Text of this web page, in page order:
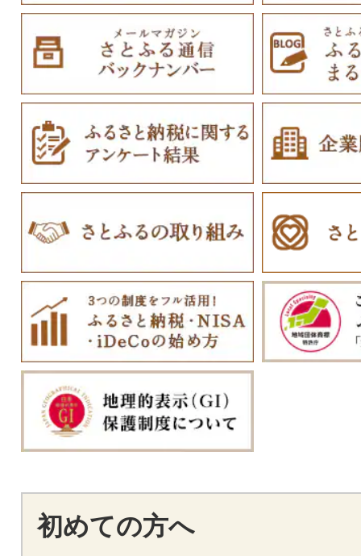
初めての方へ